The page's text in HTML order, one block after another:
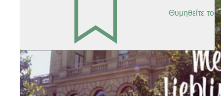
Θυμηθείτε το